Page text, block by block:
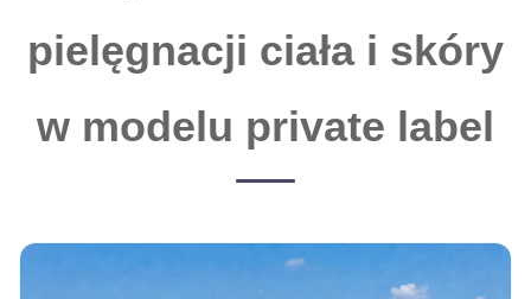
pielęgnacji ciała i skóry
w modelu private label